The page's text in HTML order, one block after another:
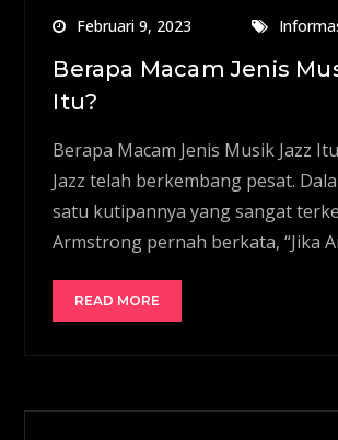
Februari 9, 2023
Berapa Macam Jenis
Itu?
Berapa Macam Jenis Musik Jazz
Jazz telah berkembang pesat.
satu kutipannya yang sangat
Armstrong pernah berkata, “Jika
READ MORE